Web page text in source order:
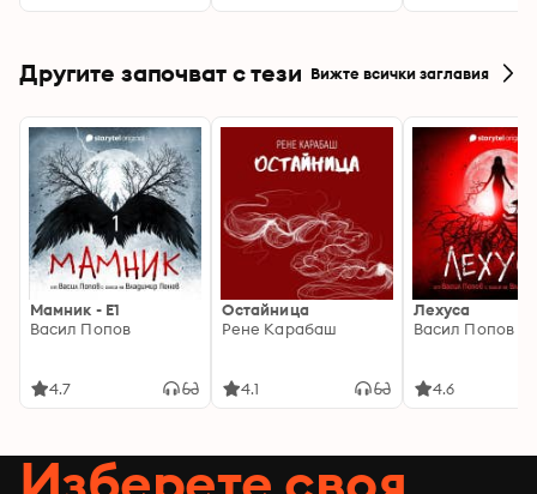
Другите започват с тези Вижте всички заглавия
Мамник - E1
Васил Попов
4.7
Остайница
Рене Карабаш
4.1
Лехуса
Васил Попов
4.6